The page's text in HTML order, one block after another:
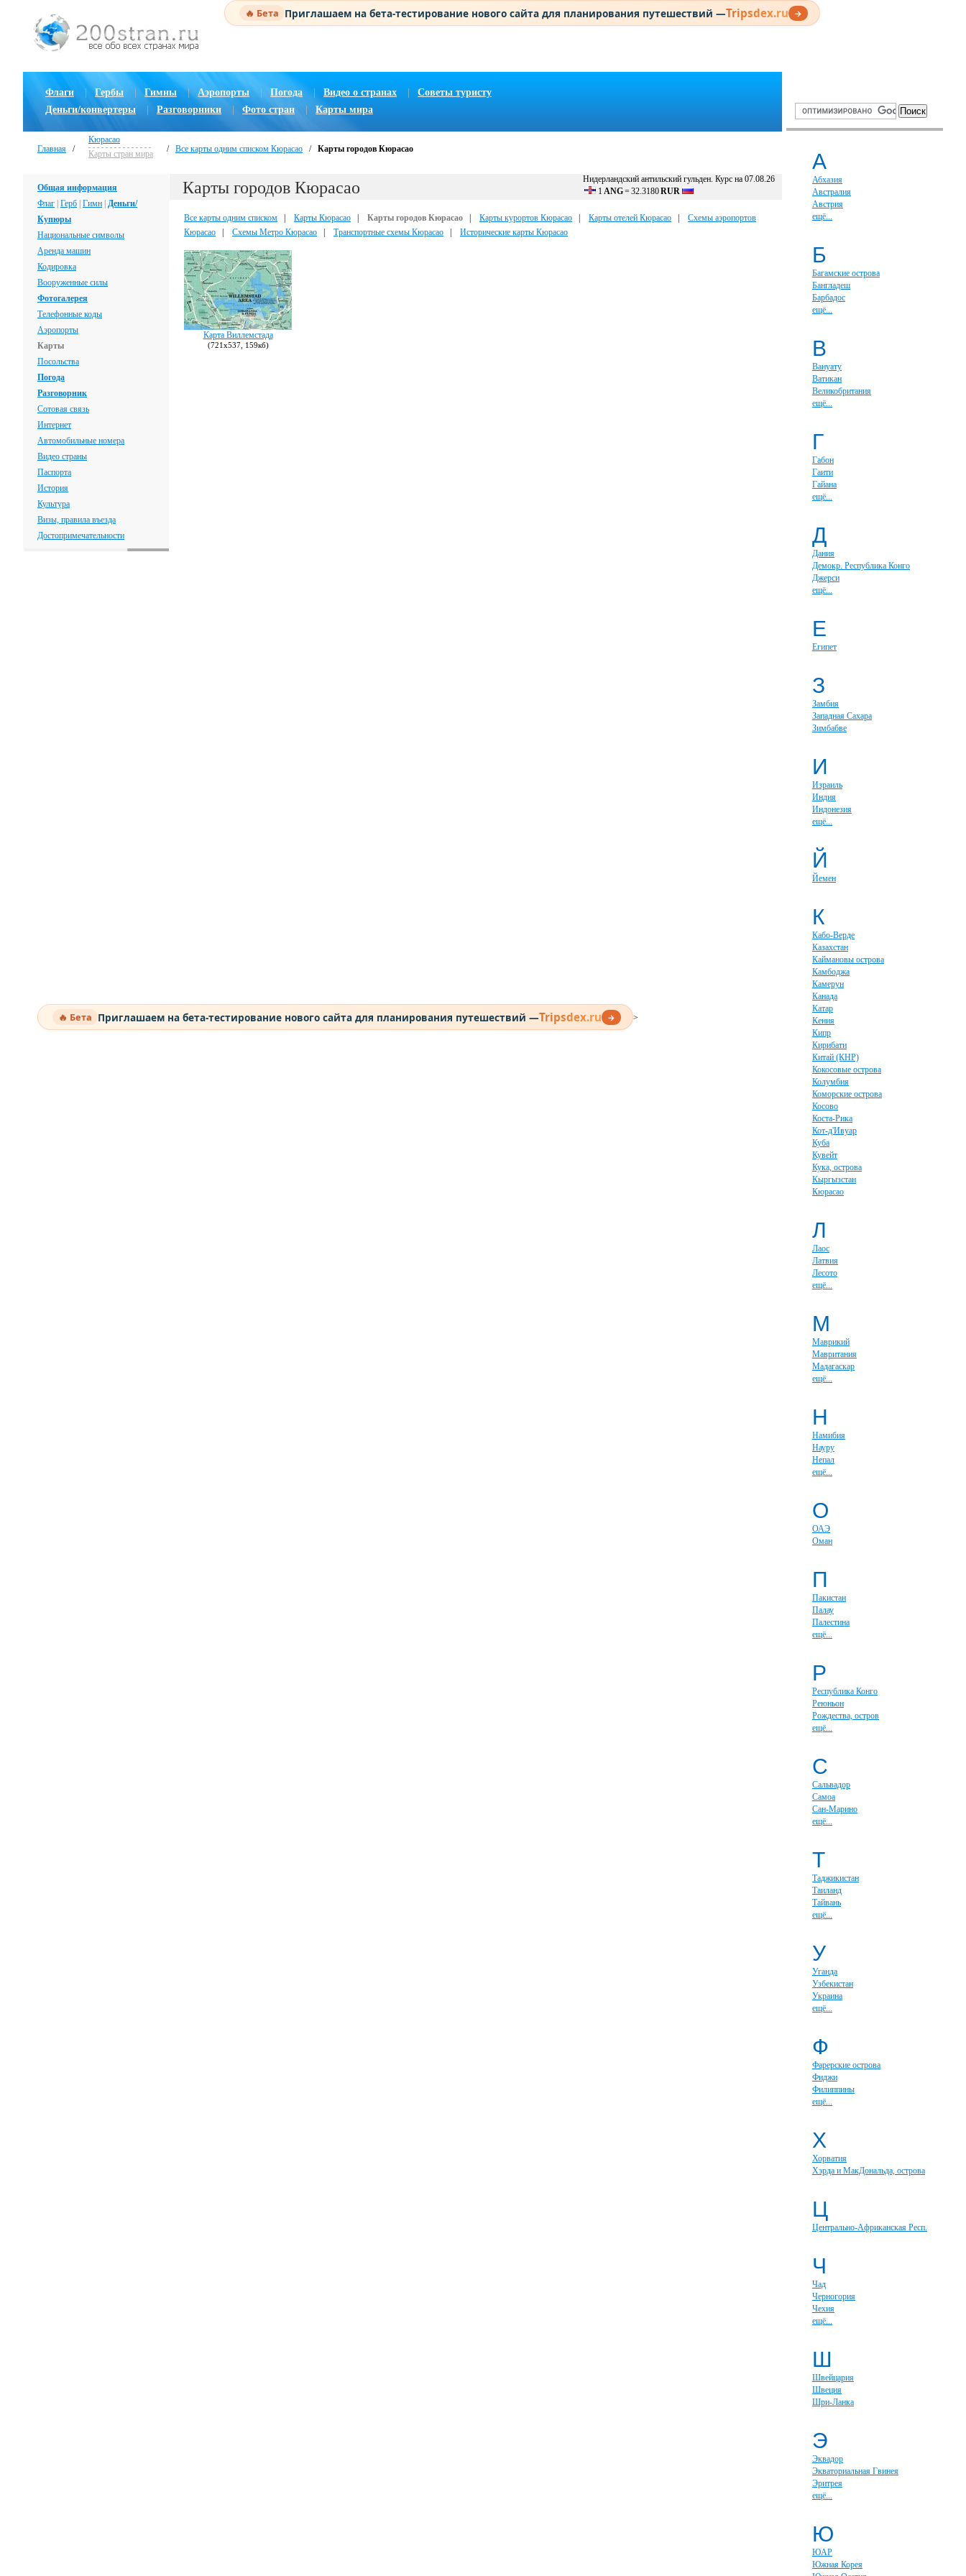
🔥 Бета Приглашаем на бета-тестирование нового сайта для планирования путешествий —Tripsdex.ru →
Флаги Гербы Гимны | Аэропорты Погода | Видео о странах
Советы туристу
Деньги/конвертеры
Разговорники Фото стран Карты мира
Главная /
Кюрасао
Карты стран мира
/ Все карты одним списком Кюрасао / Карты городов Кюрасао
Общая информация
Флаг Герб Гимн Деньги/
Купюры
Национальные символы
Аренда машин
Кодировка
Вооруженные силы
Фотогалерея
Телефонные коды
Аэропорты
Карты
Посольства
Погода
Разговорник
Сотовая связь
Интернет
Автомобильные номера
Видео страны
Паспорта
История
Культура
Визы, правила въезда
Достопримечательности
Нидерландский антильский гульден. Курс на 07.08.26
1 ANG=32.3180RUR
Карты городов Кюрасао
Все карты одним списком Карты Кюрасао Карты городов Кюрасао Карты курортов Кюрасао Карты отелей Кюрасао
Схемы аэропортов
Кюрасао
Схемы Метро Кюрасао Транспортные схемы Кюрасао Исторические карты Кюрасао
Карта Виллемстада
(721х537, 159кб)
🔥 Бета Приглашаем на бета-тестирование нового сайта для планирования путешествий —Tripsdex.ru → >
А
Абхазия
Австралия
Австрия
ещё...
Б
Багамские острова
Бангладеш
Барбадос
ещё...
В
Вануату
Ватикан
Великобритания
ещё...
Г
Габон
Гаити
Гайана
ещё...
Д
Дания
Демокр. Республика Конго
Джерси
ещё...
Е
Египет
З
Замбия
Западная Сахара
Зимбабве
И
Израиль
Индия
Индонезия
ещё...
Й
Йемен
К
Кабо-Верде
Казахстан
Каймановы острова
Камбоджа
Камерун
Канада
Катар
Кения
Кипр
Кирибати
Китай (КНР)
Кокосовые острова
Колумбия
Коморские острова
Косово
Коста-Рика
Кот-д'Ивуар
Куба
Кувейт
Кука, острова
Кыргызстан
Кюрасао
Л
Лаос
Латвия
Лесото
ещё...
М
Маврикий
Мавритания
Мадагаскар
ещё...
Н
Намибия
Науру
Непал
ещё...
О
ОАЭ
Оман
П
Пакистан
Палау
Палестина
ещё...
Р
Республика Конго
Реюньон
Рождества, остров
ещё...
С
Сальвадор
Самоа
Сан-Марино
ещё...
Т
Таджикистан
Таиланд
Тайвань
ещё...
У
Уганда
Узбекистан
Украина
ещё...
Ф
Фарерские острова
Фиджи
Филиппины
ещё...
Х
Хорватия
Хэрда и МакДональда, острова
Ц
Центрально-Африканская Респ.
Ч
Чад
Черногория
Чехия
ещё...
Ш
Швейцария
Швеция
Шри-Ланка
Э
Эквадор
Экваториальная Гвинея
Эритрея
ещё...
Ю
ЮАР
Южная Корея